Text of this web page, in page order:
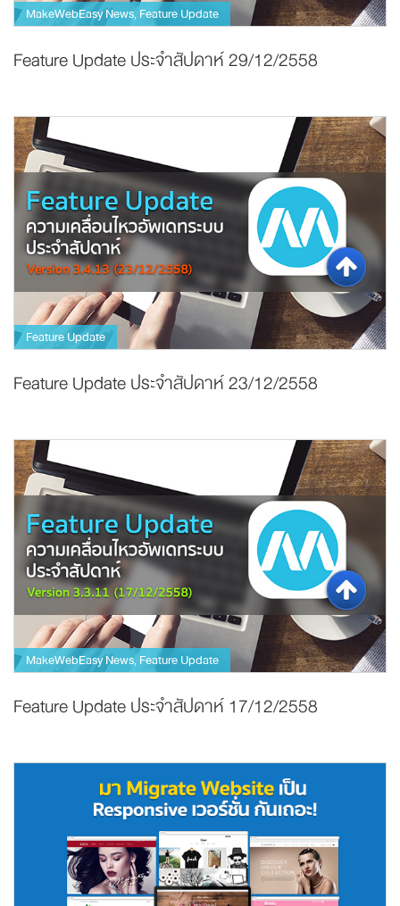
MakeWebEasy News, Feature Update
Feature Update ประจำสัปดาห์ 29/12/2558
Feature Update
Feature Update ประจำสัปดาห์ 23/12/2558
MakeWebEasy News, Feature Update
Feature Update ประจำสัปดาห์ 17/12/2558